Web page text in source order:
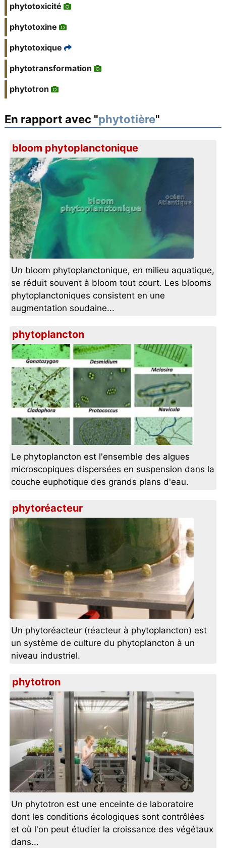
phytotoxicité
phytotoxine
phytotoxique
phytotransformation
phytotron
En rapport avec "phytotière"
bloom phytoplanctonique
Un bloom phytoplanctonique, en milieu aquatique,
se réduit souvent à bloom tout court. Les blooms
phytoplanctoniques consistent en une
augmentation soudaine...
phytoplancton
Le phytoplancton est l'ensemble des algues
microscopiques dispersées en suspension dans la
couche euphotique des grands plans d'eau.
phytoréacteur
Un phytoréacteur (réacteur à phytoplancton) est
un système de culture du phytoplancton à un
niveau industriel.
phytotron
Un phytotron est une enceinte de laboratoire
dont les conditions écologiques sont contrôlées
et où l'on peut étudier la croissance des végétaux
dans...